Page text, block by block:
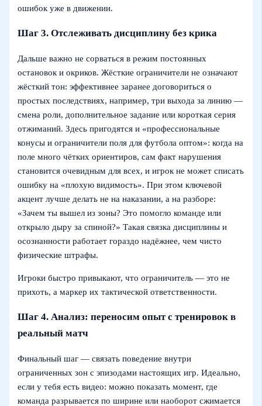
ошибок уже в движении.
Шаг 3. Отслеживать дисциплину без крика
Дальше важно не сорваться в режим постоянных
остановок и окриков. Жёсткие ограничители не означают
жёсткий тон: эффективнее заранее договориться о
простых последствиях, например, три выхода за линию —
смена роли, дополнительное задание или короткая серия
отжиманий. Здесь пригодятся и «профессиональные
конусы и ограничители поля для футбола оптом»: когда на
поле много чётких ориентиров, сам факт нарушения
становится очевидным для всех, и игрок не может списать
ошибку на «плохую видимость». При этом ключевой
акцент лучше делать не на наказании, а на разборе:
«Зачем ты вышел из зоны? Это помогло команде или
открыло дыру за спиной?» Такая связка дисциплины и
осознанности работает гораздо надёжнее, чем чисто
физические штрафы.
Игроки быстро привыкают, что ограничитель — это не
прихоть, а маркер их тактической ответственности.
Шаг 4. Анализ: переносим опыт с тренировок в
реальный матч
Финальный шаг — связать поведение внутри
ограниченных зон с эпизодами настоящих игр. Идеально,
если у тебя есть видео: можно показать момент, где
команда разрывается по ширине или наоборот сжимается